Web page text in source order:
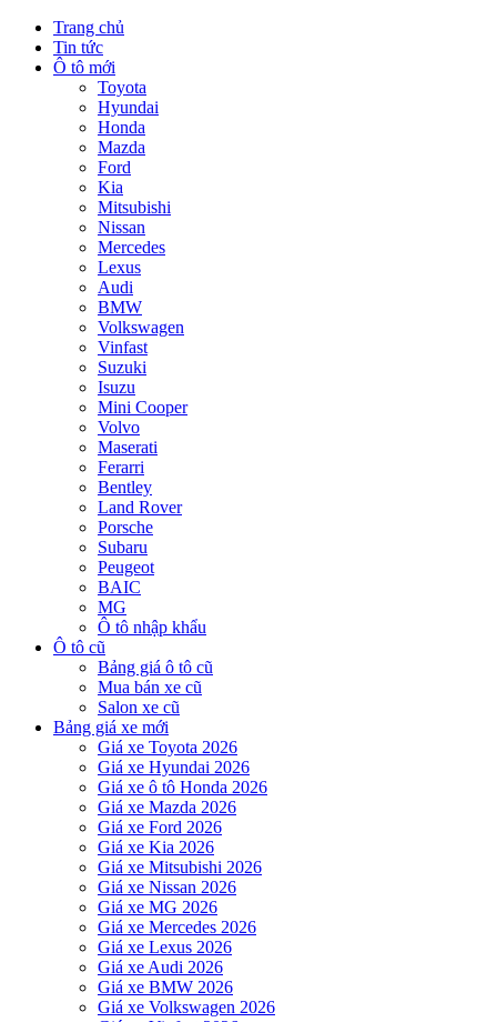
Trang chủ
Tin tức
Ô tô mới
Toyota
Hyundai
Honda
Mazda
Ford
Kia
Mitsubishi
Nissan
Mercedes
Lexus
Audi
BMW
Volkswagen
Vinfast
Suzuki
Isuzu
Mini Cooper
Volvo
Maserati
Ferarri
Bentley
Land Rover
Porsche
Subaru
Peugeot
BAIC
MG
Ô tô nhập khẩu
Ô tô cũ
Bảng giá ô tô cũ
Mua bán xe cũ
Salon xe cũ
Bảng giá xe mới
Giá xe Toyota 2026
Giá xe Hyundai 2026
Giá xe ô tô Honda 2026
Giá xe Mazda 2026
Giá xe Ford 2026
Giá xe Kia 2026
Giá xe Mitsubishi 2026
Giá xe Nissan 2026
Giá xe MG 2026
Giá xe Mercedes 2026
Giá xe Lexus 2026
Giá xe Audi 2026
Giá xe BMW 2026
Giá xe Volkswagen 2026